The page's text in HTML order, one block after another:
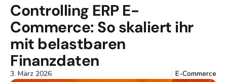
Controlling ERP E-
Commerce: So skaliert ihr
mit belastbaren
Finanzdaten
3. März 2026 E-Commerce